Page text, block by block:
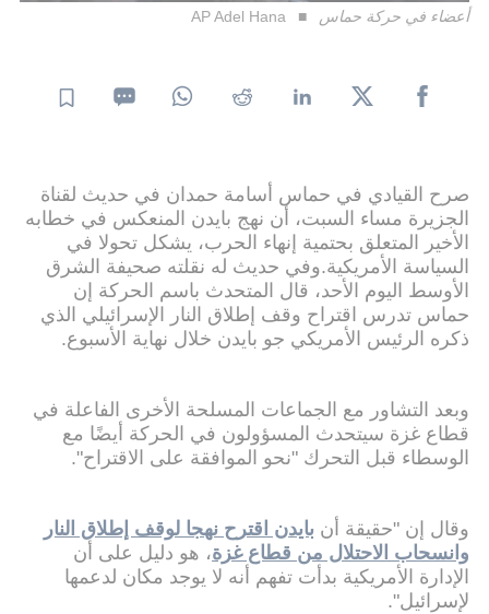
أعضاء في حركة حماس AP Adel Hana
صرح القيادي في حماس أسامة حمدان في حديث لقناة
الجزيرة مساء السبت، أن نهج بايدن المنعكس في خطابه
الأخير المتعلق بحتمية إنهاء الحرب، يشكل تحولا في
السياسة الأمريكية.وفي حديث له نقلته صحيفة الشرق
الأوسط اليوم الأحد، قال المتحدث باسم الحركة إن
حماس تدرس اقتراح وقف إطلاق النار الإسرائيلي الذي
ذكره الرئيس الأمريكي جو بايدن خلال نهاية الأسبوع.
وبعد التشاور مع الجماعات المسلحة الأخرى الفاعلة في
قطاع غزة سيتحدث المسؤولون في الحركة أيضًا مع
الوسطاء قبل التحرك "نحو الموافقة على الاقتراح".
وقال إن "حقيقة أن بايدن اقترح نهجا لوقف إطلاق النار
وانسحاب الاحتلال من قطاع غزة، هو دليل على أن
الإدارة الأمريكية بدأت تفهم أنه لا يوجد مكان لدعمها
لإسرائيل".